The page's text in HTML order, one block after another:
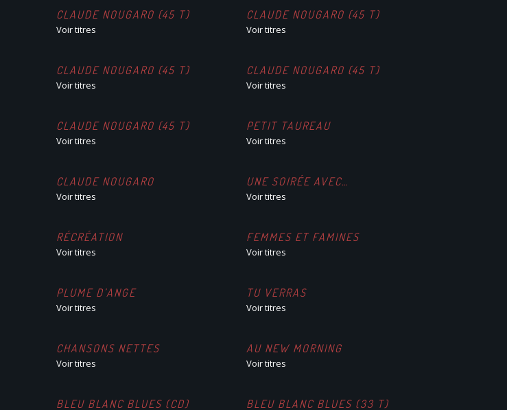
CLAUDE NOUGARO (45 T)
Voir titres
CLAUDE NOUGARO (45 T)
Voir titres
CLAUDE NOUGARO (45 T)
Voir titres
CLAUDE NOUGARO (45 T)
Voir titres
CLAUDE NOUGARO (45 T)
Voir titres
PETIT TAUREAU
Voir titres
CLAUDE NOUGARO
Voir titres
UNE SOIRÉE AVEC…
Voir titres
RÉCRÉATION
Voir titres
FEMMES ET FAMINES
Voir titres
PLUME D’ANGE
Voir titres
TU VERRAS
Voir titres
CHANSONS NETTES
Voir titres
AU NEW MORNING
Voir titres
BLEU BLANC BLUES (CD) BLEU BLANC BLUES (33 T)